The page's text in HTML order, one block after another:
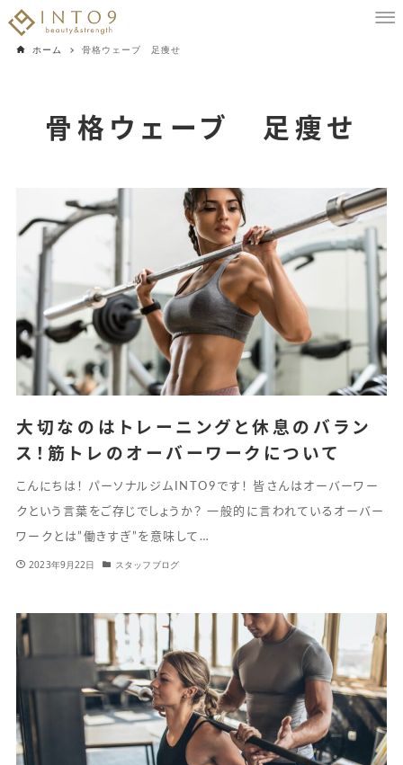
ホーム 骨格ウェーブ 足痩せ
骨格ウェーブ 足痩せ
大切なのはトレーニングと休息のバラン
ス！筋トレのオーバーワークについて
こんにちは！ パーソナルジムINTO9です！ 皆さんはオーバーワー
クという言葉をご存じでしょうか？ 一般的に言われているオーバー
ワークとは”働きすぎ”を意味して…
2023年9月22日 スタッフブログ